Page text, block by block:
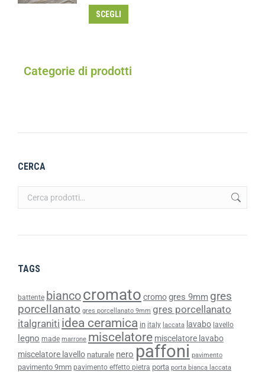
SCEGLI
Categorie di prodotti
CERCA
TAGS
battente biancocromato cromogres 9mm gres
porcellanato gres porcellanato 9mm gres porcellanato
italgraniti idea ceramica in italy laccata lavabo lavello
legno made marrone miscelatore miscelatore lavabo
miscelatore lavello naturale nero paffoni pavimento
pavimento 9mm pavimento effetto pietra porta porta bianca laccata